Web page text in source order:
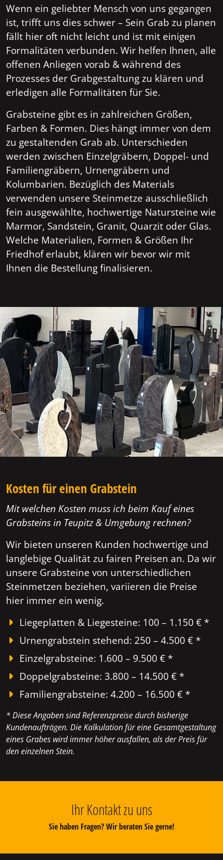
Wenn ein geliebter Mensch von uns gegangen
ist, trifft uns dies schwer – Sein Grab zu planen
fällt hier oft nicht leicht und ist mit einigen
Formalitäten verbunden. Wir helfen Ihnen, alle
offenen Anliegen vorab & während des
Prozesses der Grabgestaltung zu klären und
erledigen alle Formalitäten für Sie.
Grabsteine gibt es in zahlreichen Größen,
Farben & Formen. Dies hängt immer von dem
zu gestaltenden Grab ab. Unterschieden
werden zwischen Einzelgräbern, Doppel- und
Familiengräbern, Urnengräbern und
Kolumbarien. Bezüglich des Materials
verwenden unsere Steinmetze ausschließlich
fein ausgewählte, hochwertige Natursteine wie
Marmor, Sandstein, Granit, Quarzit oder Glas.
Welche Materialien, Formen & Größen Ihr
Friedhof erlaubt, klären wir bevor wir mit
Ihnen die Bestellung finalisieren.
Kosten für einen Grabstein
Mit welchen Kosten muss ich beim Kauf eines
Grabsteins in Teupitz & Umgebung rechnen?
Wir bieten unseren Kunden hochwertige und
langlebige Qualität zu fairen Preisen an. Da wir
unsere Grabsteine von unterschiedlichen
Steinmetzen beziehen, variieren die Preise
hier immer ein wenig.
Liegeplatten & Liegesteine: 100 – 1.150 € *
Urnengrabstein stehend: 250 – 4.500 € *
Einzelgrabsteine: 1.600 – 9.500 € *
Doppelgrabsteine: 3.800 – 14.500 € *
Familiengrabsteine: 4.200 – 16.500 € *
* Diese Angaben sind Referenzpreise durch bisherige
Kundenaufträgen. Die Kalkulation für eine Gesamtgestaltung
eines Grabes wird immer höher ausfallen, als der Preis für
den einzelnen Stein.
Ihr Kontakt zu uns
Sie haben Fragen? Wir beraten Sie gerne!